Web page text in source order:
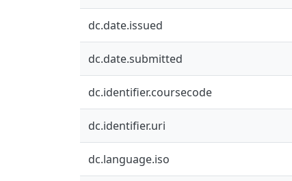
dc.date.issued
dc.date.submitted
dc.identifier.coursecode
dc.identifier.uri
dc.language.iso